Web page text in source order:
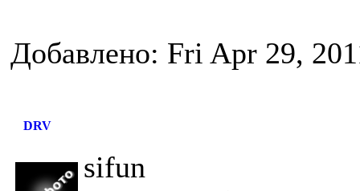
Добавлено: Fri Apr 29,
DRV
sifun